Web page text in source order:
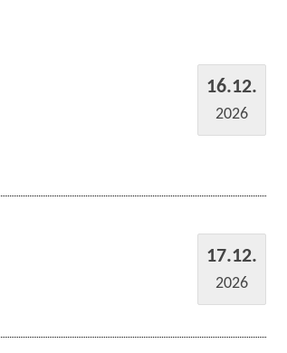
16.12.
2026
17.12.
2026